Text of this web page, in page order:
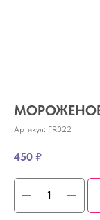
Артикул: FR022
450 ₽